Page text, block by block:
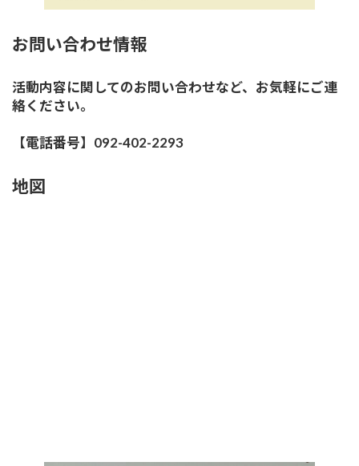
お問い合わせ情報
活動内容に関してのお問い合わせなど、お気軽にご連
絡ください。
【電話番号】092-402-2293
地図